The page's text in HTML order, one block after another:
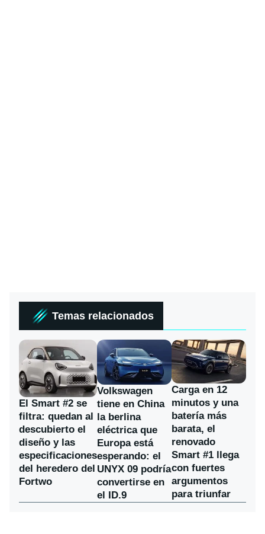
Temas relacionados
El Smart #2 se
filtra: quedan al
descubierto el
diseño y las
especificaciones
del heredero del
Fortwo
Volkswagen
tiene en China
la berlina
eléctrica que
Europa está
esperando: el
UNYX 09 podría
convertirse en
el ID.9
Carga en 12
minutos y una
batería más
barata, el
renovado
Smart #1 llega
con fuertes
argumentos
para triunfar